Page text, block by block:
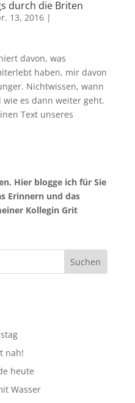
durch die Briten
13, 2016|
davon, was
haben, mir davon
Nichtwissen, wann
wie es dann weiter geht.
Text unseres
Hier blogge ich für Sie
Erinnern und das
Kollegin Grit
nah!
heute
Wasser